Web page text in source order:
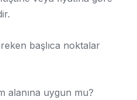
başlıca noktalar
alanına uygun mu?